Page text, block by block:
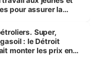
pour assurer la
Super,
: le Détroit
monter les prix en